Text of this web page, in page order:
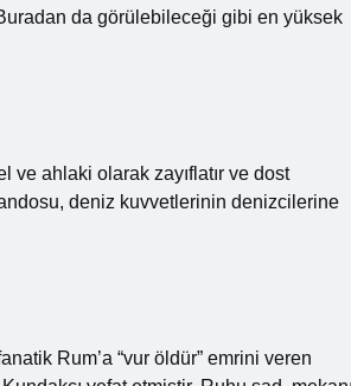
da görülebileceği gibi en yüksek
ahlaki olarak zayıflatır ve dost
deniz kuvvetlerinin denizcilerine
Rum’a “vur öldür” emrini veren